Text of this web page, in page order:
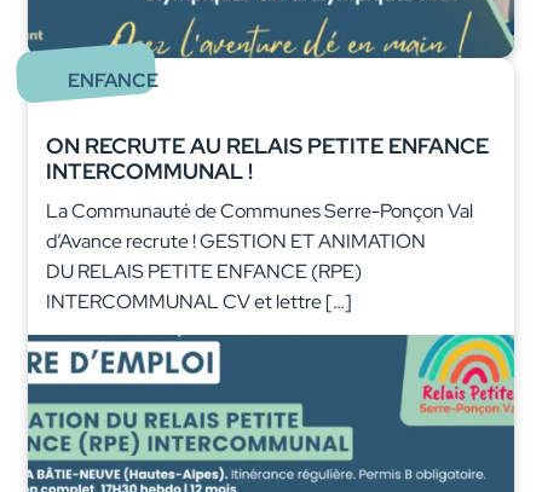
ENFANCE
ON RECRUTE AU RELAIS PETITE ENFANCE
INTERCOMMUNAL !
La Communauté de Communes Serre-Ponçon Val
d’Avance recrute ! GESTION ET ANIMATION
DU RELAIS PETITE ENFANCE (RPE)
INTERCOMMUNAL CV et lettre […]